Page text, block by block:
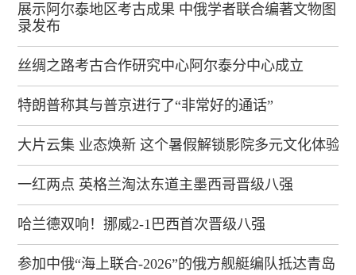
展示阿尔泰地区考古成果 中俄学者联合编著文物图
录发布
丝绸之路考古合作研究中心阿尔泰分中心成立
特朗普称其与普京进行了“非常好的通话”
大片云集 业态焕新 这个暑假解锁影院多元文化体验
一红两点 英格兰淘汰东道主墨西哥晋级八强
哈兰德双响！挪威2-1巴西首次晋级八强
参加中俄“海上联合-2026”的俄方舰艇编队抵达青岛